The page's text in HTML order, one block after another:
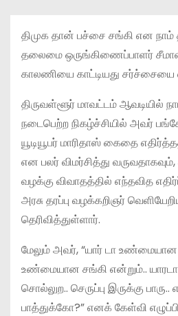
திமுக தான் பச்சை சங்கி என நாம்
தலைமை ஒருங்கிணைப்பாளர்
காலணியை காட்டியது சர்ச்சையை
திருவள்ளூர் மாவட்டம் ஆவடியில்
நடைபெற்ற நிகழ்ச்சியில் அவர்
யூடியூபர் மாரிதாஸ் கைதை
என பலர் விமர்சித்து
வழக்கு விவாதத்தில் எந்தவித
அரசு தரப்பு வழக்கறிஞர்
தெரிவித்துள்ளார்.
மேலும் அவர், “யார் டா உண்மையான
உண்மையான சங்கி என்றும்.. யாரடா
சொல்லுற.. செருப்பு இருக்கு பாரு..
பாத்துக்கோ?” எனக் கேள்வி